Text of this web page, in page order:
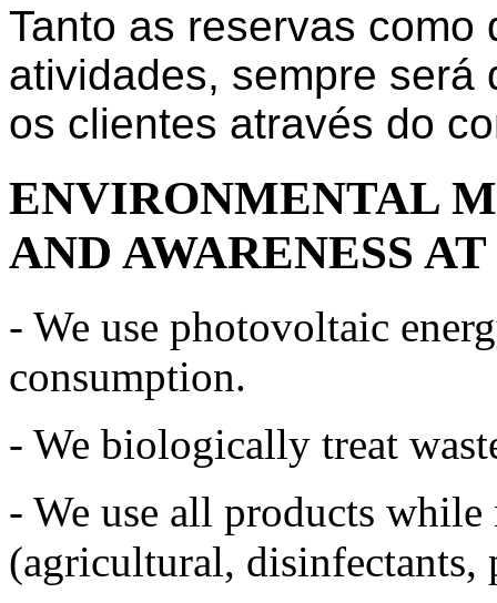
Tanto as reservas
atividades, sempre será
os clientes através do
ENVIRONMENTAL
AND AWARENESS
- We use photovoltaic
consumption.
- We biologically treat
- We use all products
(agricultural, disinfectants,